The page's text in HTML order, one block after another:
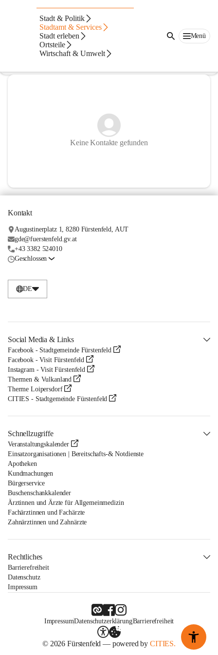
Stadt & Politik
Stadtamt & Services
Stadt erleben
Ortsteile
Wirtschaft & Umwelt
Menü
Franz-Schubert Musikschule
@stadtische-franz-schubert-musikschule
Musikschule
In CITIES öffnen
Keine Kontakte gefunden
Kontakt
Augustinerplatz 1, 8280 Fürstenfeld, AUT
gde@fuerstenfeld.gv.at
+43 3382 524010
Geschlossen
DE
Social Media & Links
Facebook - Stadtgemeinde Fürstenfeld
Facebook - Visit Fürstenfeld
Instagram - Visit Fürstenfeld
Thermen & Vulkanland
Therme Loipersdorf
CITIES - Stadtgemeinde Fürstenfeld
Schnellzugriffe
Veranstaltungskalender
Einsatzorganisationen | Bereitschafts-& Notdienste
Apotheken
Kundmachungen
Bürgerservice
Buschenschankkalender
Ärztinnen und Ärzte für Allgemeinmedizin
Fachärztinnen und Fachärzte
Zahnärztinnen und Zahnärzte
Rechtliches
Barrierefreiheit
Datenschutz
Impressum
ImpressumDatenschutzerklärungBarrierefreiheit
© 2026 Fürstenfeld — powered by CITIES.